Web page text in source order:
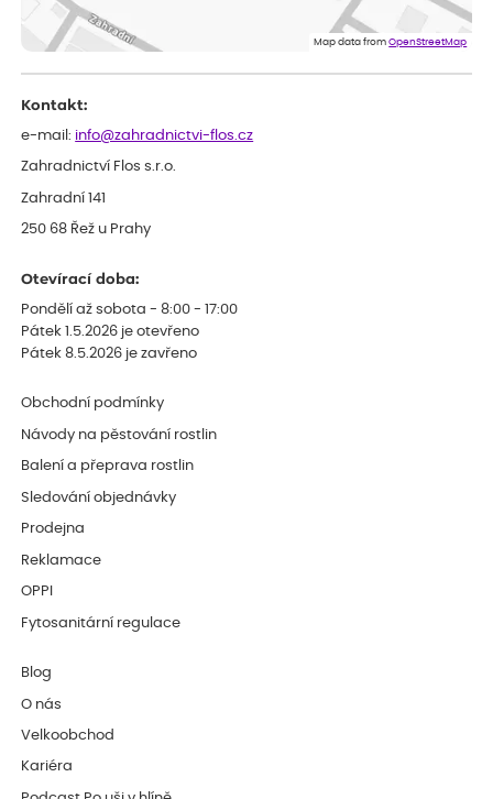
Eshop, objednání bylo v pořádku, žádný problém. Jen jsem byla
smutná z dodávky jedné kytky, která nebyla v nejlepší kondici a i
Map data fromOpenStreetMap
Kontakt:
e-mail: info@zahradnictvi-flos.cz
Zahradnictví Flos s.r.o.
Zahradní 141
250 68 Řež u Prahy
Otevírací doba:
Pondělí až sobota - 8:00 - 17:00
Pátek 1.5.2026 je otevřeno
Pátek 8.5.2026 je zavřeno
Obchodní podmínky
Návody na pěstování rostlin
Balení a přeprava rostlin
Sledování objednávky
Prodejna
Reklamace
OPPI
Fytosanitární regulace
Blog
O nás
Velkoobchod
Kariéra